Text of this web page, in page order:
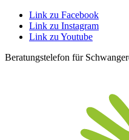
Link zu Facebook
Link zu Instagram
Link zu Youtube
Beratungstelefon für